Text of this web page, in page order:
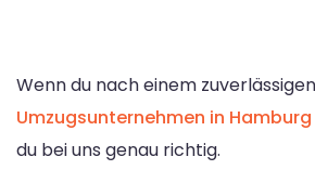
Wenn du nach einem
Umzugsunternehmen in Hamburg
du bei uns genau richtig.